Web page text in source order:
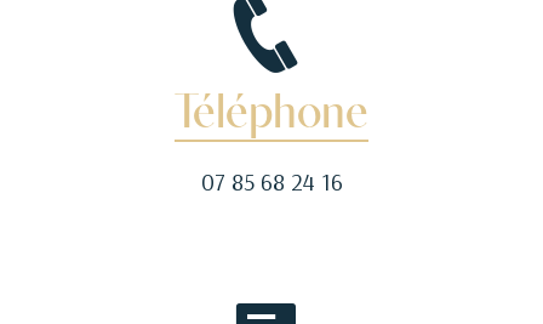
Téléphone
07 85 68 24 16